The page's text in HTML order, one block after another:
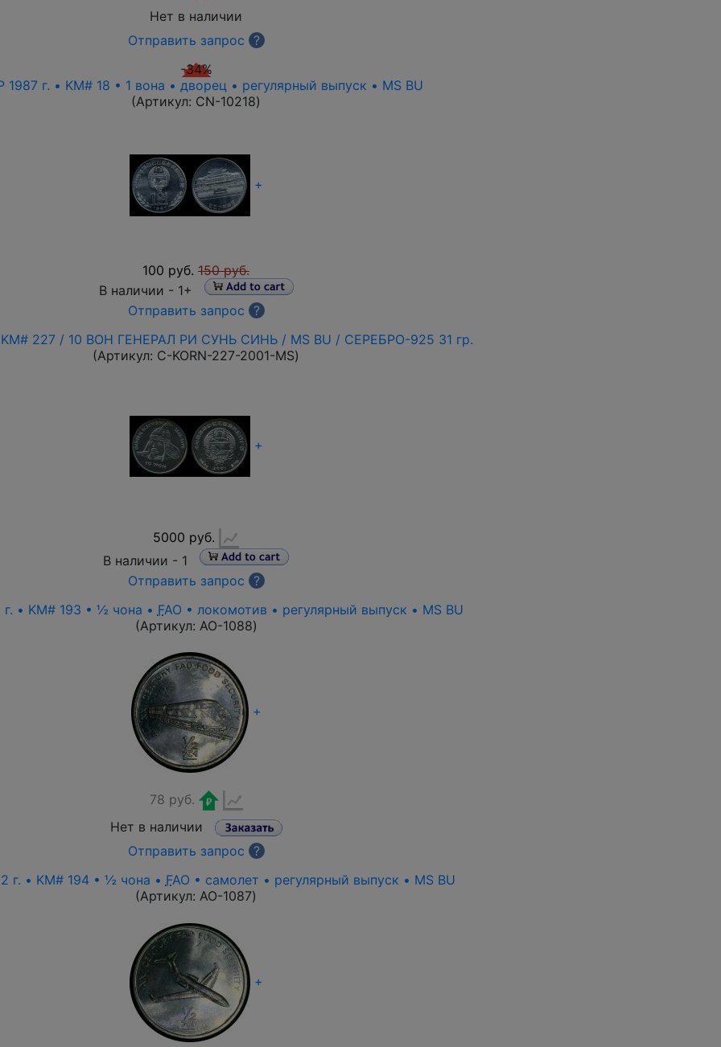
Нет в наличии
Отправить запрос
?
-34%
г. • KM# 18 • 1 вона • дворец • регулярный выпуск • MS BU
(Артикул: CN-10218)
+
100 руб. 150 руб.
В наличии - 1+
Отправить запрос
?
227 / 10 ВОН ГЕНЕРАЛ РИ СУНЬ СИНЬ / MS BU / СЕРЕБРО-925 31 гр.
(Артикул: C-KORN-227-2001-MS)
+
5000 руб.
В наличии - 1
Отправить запрос
?
• KM# 193 • ½ чона • FAO • локомотив • регулярный выпуск • MS BU
(Артикул: AO-1088)
+
78 руб.
Нет в наличии
Отправить запрос
?
г. • KM# 194 • ½ чона • FAO • самолет • регулярный выпуск • MS BU
(Артикул: AO-1087)
+